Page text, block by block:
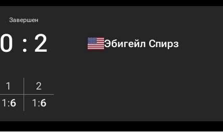
Завершен
0 : 2 Эбигейл Спирз
1
2
1 :6 1 :6